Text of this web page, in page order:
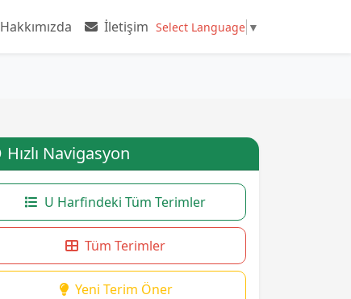
Hakkımızda İletişim Select Language ▼
Hızlı Navigasyon
U Harfindeki Tüm Terimler
Tüm Terimler
Yeni Terim Öner